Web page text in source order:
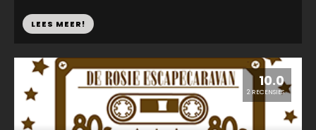
LEES MEER!
10.0
2 RECENSIES